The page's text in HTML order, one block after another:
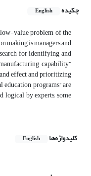
چکیده
English
value problem of the
making is managers and
for identifying and
capability”,
effect and prioritizing
programs” are
logical by experts, some
کلیدواژه‌ها English